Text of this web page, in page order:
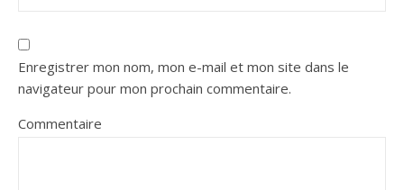
Enregistrer mon nom, mon e-mail et mon site dans le
navigateur pour mon prochain commentaire.
Commentaire